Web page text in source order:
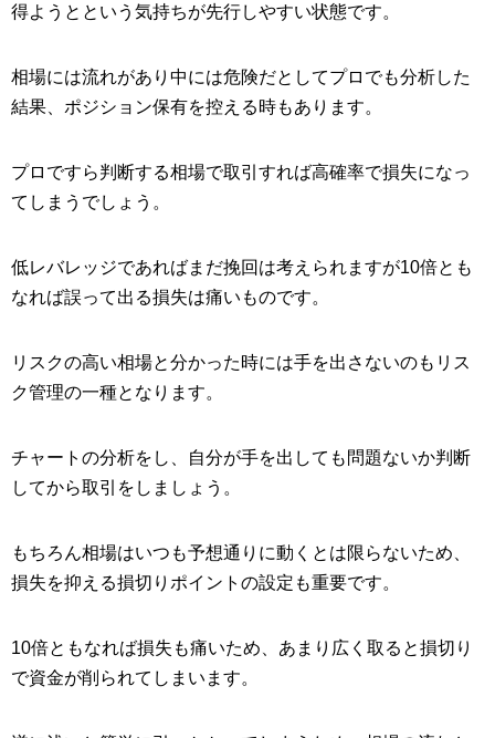
得ようとという気持ちが先行しやすい状態です。
相場には流れがあり中には危険だとしてプロでも分析した
結果、ポジション保有を控える時もあります。
プロですら判断する相場で取引すれば高確率で損失になっ
てしまうでしょう。
低レバレッジであればまだ挽回は考えられますが10倍とも
なれば誤って出る損失は痛いものです。
リスクの高い相場と分かった時には手を出さないのもリス
ク管理の一種となります。
チャートの分析をし、自分が手を出しても問題ないか判断
してから取引をしましょう。
もちろん相場はいつも予想通りに動くとは限らないため、
損失を抑える損切りポイントの設定も重要です。
10倍ともなれば損失も痛いため、あまり広く取ると損切り
で資金が削られてしまいます。